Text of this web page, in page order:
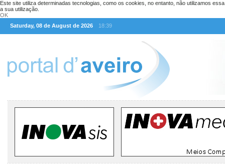
Este site utiliza determinadas tecnologias, como os cookies, no entanto, não utilizamos
a sua utilização.
OK
Saturday, 08 de August de 2026
18:39